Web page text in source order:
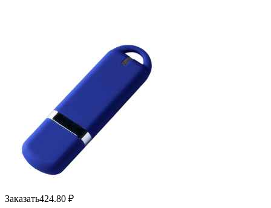
Заказать424.80 ₽